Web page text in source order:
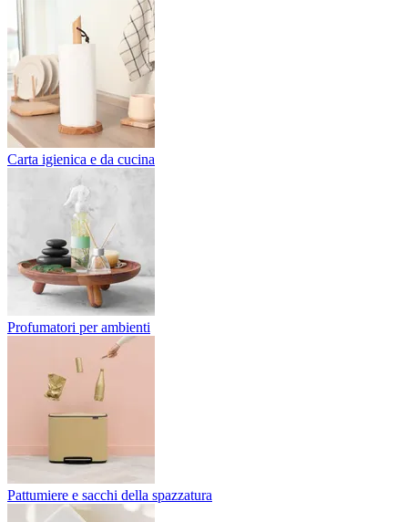
Carta igienica e da cucina
Profumatori per ambienti
Pattumiere e sacchi della spazzatura